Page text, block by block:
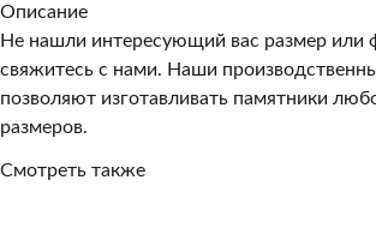
Описание
Не нашли интересующий вас размер или
свяжитесь с нами. Наши
позволяют изготавливать памятники
размеров.
Смотреть также